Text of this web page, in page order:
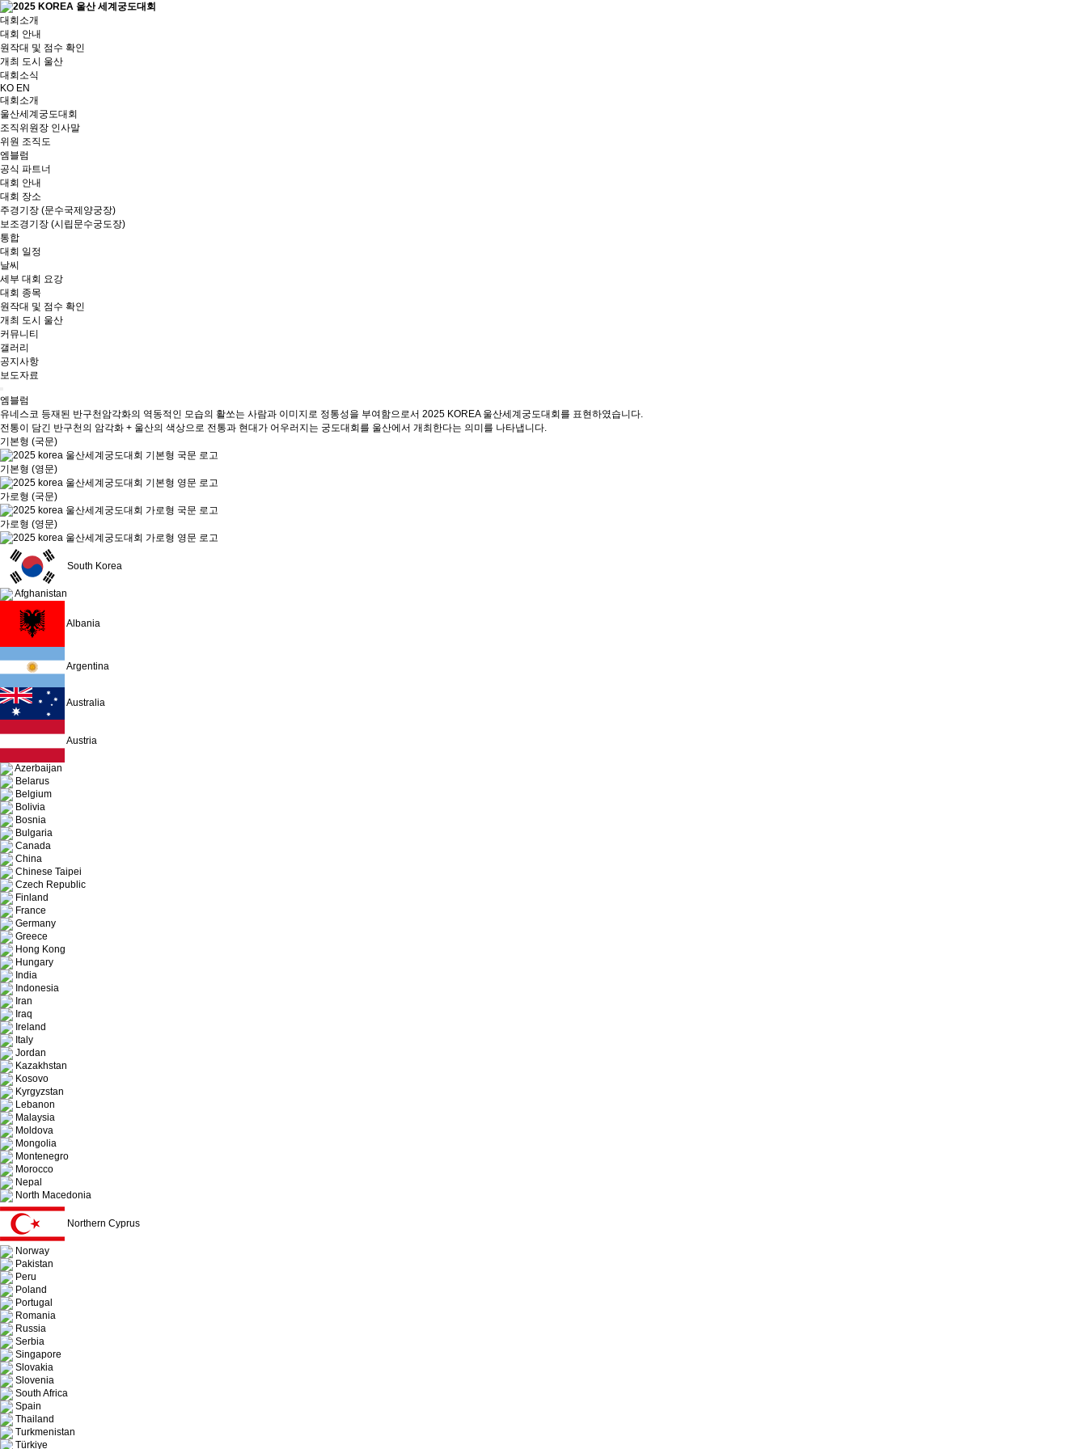
대회소개
대회 안내
원작대 및 점수 확인
개최 도시 울산
대회소식
KO EN
대회소개
울산세계궁도대회
조직위원장 인사말
위원 조직도
엠블럼
공식 파트너
대회 안내
대회 장소
주경기장 (문수국제양궁장)
보조경기장 (시립문수궁도장)
통합
대회 일정
날씨
세부 대회 요강
대회 종목
원작대 및 점수 확인
개최 도시 울산
커뮤니티
갤러리
공지사항
보도자료
엠블럼
유네스코 등재된 반구천암각화의 역동적인 모습의 활쏘는 사람과 이미지로 정통성을 부여함으로서 2025 KOREA 울산세계궁도대회를 표현하였습니다.
전통이 담긴 반구천의 암각화 + 울산의 색상으로 전통과 현대가 어우러지는 궁도대회를 울산에서 개최한다는 의미를 나타냅니다.
기본형 (국문)
기본형 (영문)
가로형 (국문)
가로형 (영문)
South Korea
Afghanistan
Albania
Argentina
Australia
Austria
Azerbaijan
Belarus
Belgium
Bolivia
Bosnia
Bulgaria
Canada
China
Chinese Taipei
Czech Republic
Finland
France
Germany
Greece
Hong Kong
Hungary
India
Indonesia
Iran
Iraq
Ireland
Italy
Jordan
Kazakhstan
Kosovo
Kyrgyzstan
Lebanon
Malaysia
Moldova
Mongolia
Montenegro
Morocco
Nepal
North Macedonia
Northern Cyprus
Norway
Pakistan
Peru
Poland
Portugal
Romania
Russia
Serbia
Singapore
Slovakia
Slovenia
South Africa
Spain
Thailand
Turkmenistan
Türkiye